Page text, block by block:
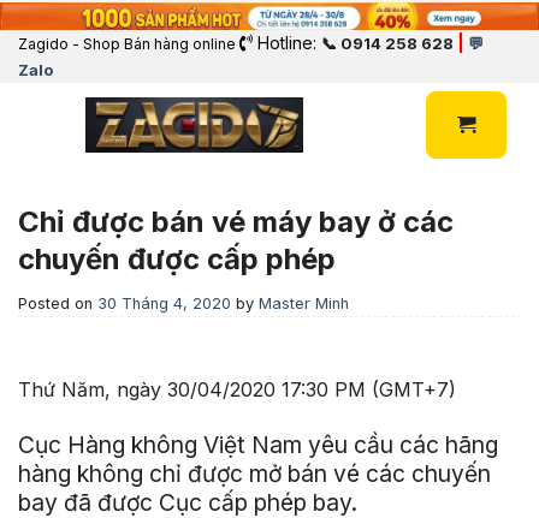
Zagido - Shop Bán hàng online Hotline: 📞 0914 258 628
💬
Zalo
Chỉ được bán vé máy bay ở các
chuyến được cấp phép
Posted on 30 Tháng 4, 2020 by Master Minh
Thứ Năm, ngày 30/04/2020 17:30 PM (GMT+7)
Cục Hàng không Việt Nam yêu cầu các hãng
hàng không chỉ được mở bán vé các chuyến
bay đã được Cục cấp phép bay.